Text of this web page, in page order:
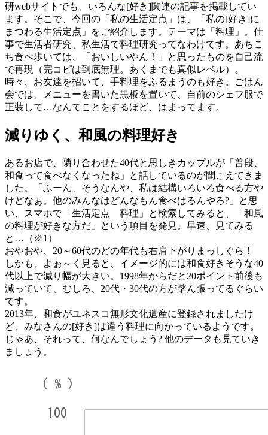
研webサイトでも、いろんな[好き]関連の記事を掲載してい
ます。そこで、今回の「私の生活定点」は、「私の[好き]に
まつわる生活定点」をご紹介します。テーマは「料理」。仕
事で生活者研究、私生活で料理研究ってなわけです。あちこ
ち食べ歩いては、「おいしいやん！」と思ったものを自己流
で再現（完コピは到底無理。あくまでも真似レベル）。
時々、お友達を招いて、手料理をふるまうのも好き。ごはん
会では、メニューを書いた黒板を置いて、自前のシェフ服で
正装して…なんてことをするほど、はまってます。
減りゆく、和風の料理好き
あるお店で、隣り合わせた40代と思しきカップルが「普段、
和食って食べなくなったね」と話しているのが聞こえてきま
した。「ふーん、そうなんや、私は結構いろいろ食べる方や
けどなぁ。他のみんなはどんなもん食べはるんやろ?」と思
い、スマホで「生活定点 料理」と検索してみると、「和風
の料理が好きな方だ」という項目を発見。早速、見てみる
と…（※1）
おやおや、20～60代のどの年代も右肩下がりまっしぐら！
しかも、よぉ～く見ると、イメージ的には和食好きそうな40
代以上で減り幅が大きい。1998年からだと20ポイント前後も
減っていて、むしろ、20代・30代の方が踏ん張ってるぐらい
です。
2013年、和食がユネスコ無形文化遺産に登録されましたけ
ど、みなさんの[好き]は違う料理に向かっているようです。
じゃあ、それって、何なんでしょう? 他のデータも見ていき
ましょう。